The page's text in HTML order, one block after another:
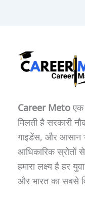
Career Metoएक
मिलती है सरकारी
गाइडेंस, और आसान
आधिकारिक स्रोतों
हमारा लक्ष्य है हर
और भारत का सबसे